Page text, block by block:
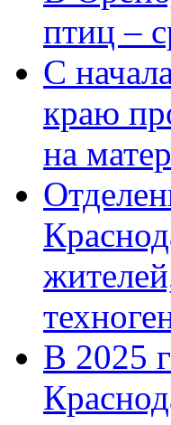
птиц –
С
краю
на
В 2025